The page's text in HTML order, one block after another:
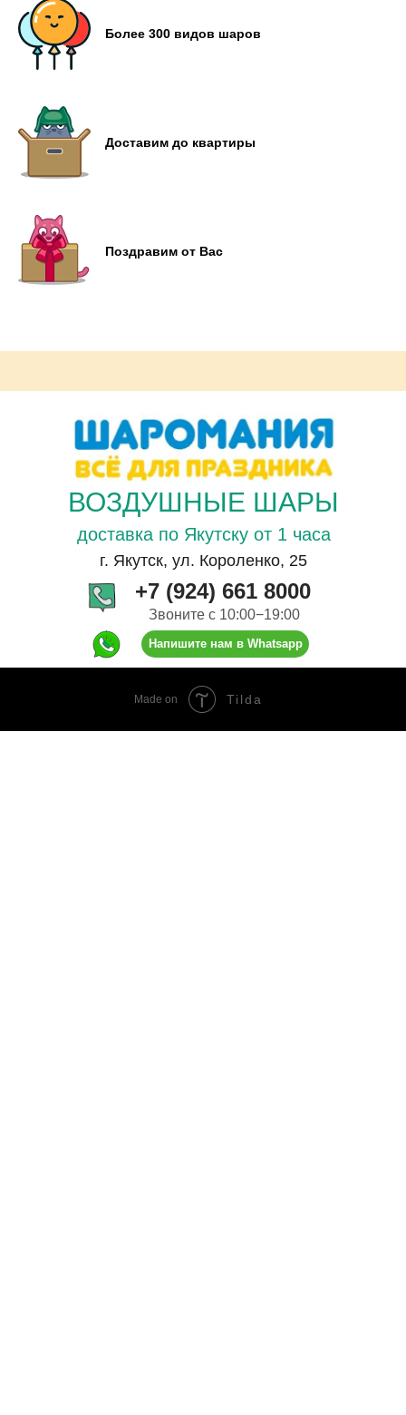
Более 300 видов шаров
Доставим до квартиры
Поздравим от Вас
ВОЗДУШНЫЕ ШАРЫ
доставка по Якутску от 1 часа
г. Якутск, ул. Короленко, 25
+7 (924) 661 8000
Напишите нам в Whatsapp
Звоните с 10:00−19:00
Made on Tilda